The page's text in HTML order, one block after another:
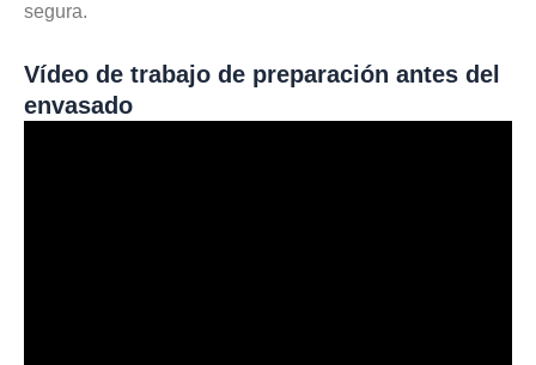
segura.
Vídeo de trabajo de preparación antes del
envasado